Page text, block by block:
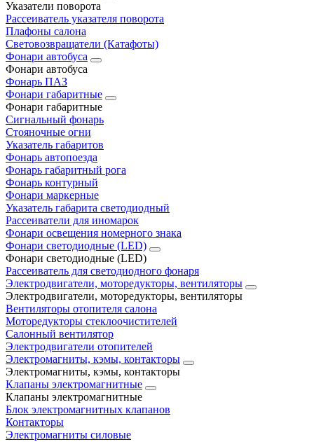
Указатели поворота
Рассеиватель указателя поворота
Плафоны салона
Световозвращатели (Катафоты)
Фонари автобуса
Фонари автобуса
Фонарь ПАЗ
Фонари габаритные
Фонари габаритные
Сигнальный фонарь
Стояночные огни
Указатель габаритов
Фонарь автопоезда
Фонарь габаритный рога
Фонарь контурный
Фонари маркерные
Указатель габарита светодиодный
Рассеиватели для иномарок
Фонари освещения номерного знака
Фонари светодиодные (LED)
Фонари светодиодные (LED)
Рассеиватель для светодиодного фонаря
Электродвигатели, моторедукторы, вентиляторы
Электродвигатели, моторедукторы, вентиляторы
Вентиляторы отопителя салона
Моторедукторы стеклоочистителей
Салонный вентилятор
Электродвигатели отопителей
Электромагниты, кэмы, контакторы
Электромагниты, кэмы, контакторы
Клапаны электромагнитные
Клапаны электромагнитные
Блок электромагнитных клапанов
Контакторы
Электромагниты силовые